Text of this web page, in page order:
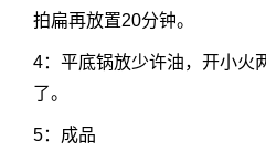
拍扁再放置20分钟。
4：平底锅放少许油，开小火
了。
5：成品